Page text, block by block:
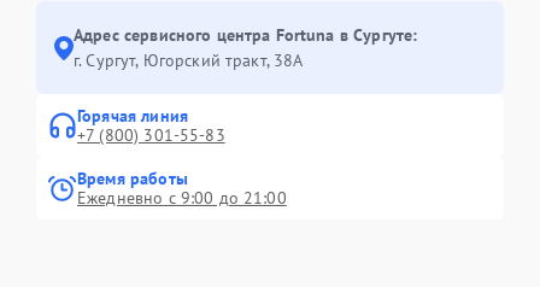
Адрес сервисного центра Fortuna в Сургуте:
г. Сургут, Югорский тракт, 38А
Горячая линия
+7 (800) 301-55-83
Время работы
Ежедневно с 9:00 до 21:00